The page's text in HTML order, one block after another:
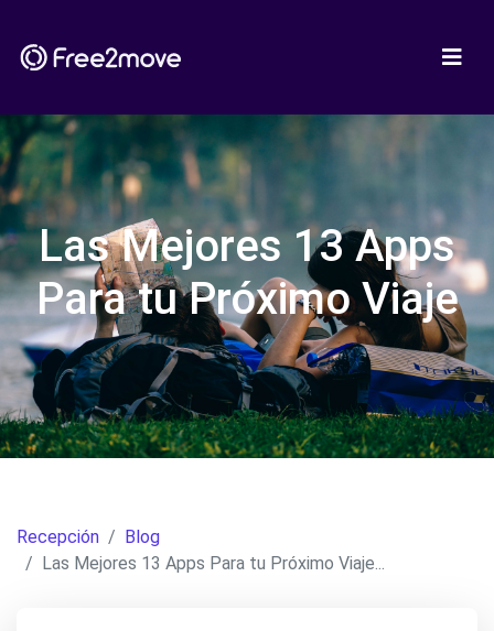
Las Mejores 13 Apps
Para tu Próximo Viaje
Recepción
Blog
Las Mejores 13 Apps Para tu Próximo Viaje...